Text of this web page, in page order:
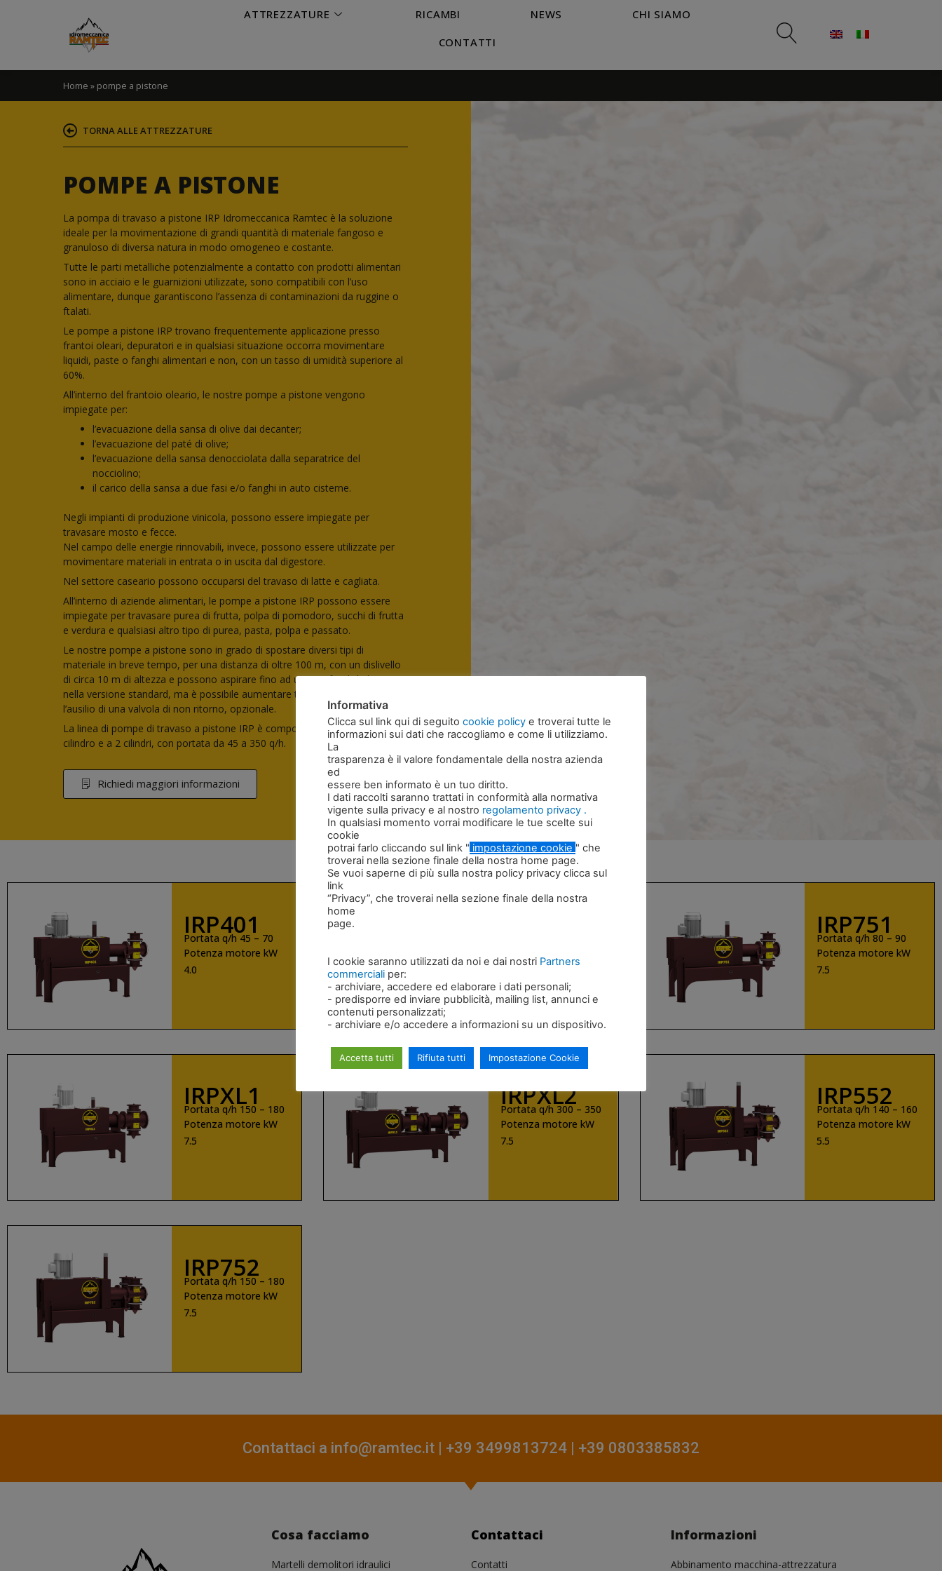
ATTREZZATURE RICAMBI NEWS
CHI SIAMO
CONTATTI
Home » pompe a pistone
TORNA ALLE ATTREZZATURE
POMPE A PISTONE
La pompa di travaso a pistone IRP Idromeccanica Ramtec è la soluzione
ideale per la movimentazione di grandi quantità di materiale fangoso e
granuloso di diversa natura in modo omogeneo e costante.
Tutte le parti metalliche potenzialmente a contatto con prodotti alimentari
sono in acciaio e le guarnizioni utilizzate, sono compatibili con l’uso
alimentare, dunque garantiscono l’assenza di contaminazioni da ruggine o
ftalati.
Le pompe a pistone IRP trovano frequentemente applicazione presso
frantoi oleari, depuratori e in qualsiasi situazione occorra movimentare
liquidi, paste o fanghi alimentari e non, con un tasso di umidità superiore al
60%.
All’interno del frantoio oleario, le nostre pompe a pistone vengono
impiegate per:
l’evacuazione della sansa di olive dai decanter;
l’evacuazione del paté di olive;
l’evacuazione della sansa denocciolata dalla separatrice del
nocciolino;
il carico della sansa a due fasi e/o fanghi in auto cisterne.
Negli impianti di produzione vinicola, possono essere impiegate per
travasare mosto e fecce.
Nel campo delle energie rinnovabili, invece, possono essere utilizzate per
movimentare materiali in entrata o in uscita dal digestore.
Nel settore caseario possono occuparsi del travaso di latte e cagliata.
All’interno di aziende alimentari, le pompe a pistone IRP possono essere
impiegate per travasare purea di frutta, polpa di pomodoro, succhi di frutta
e verdura e qualsiasi altro tipo di purea, pasta, polpa e passato.
Le nostre pompe a pistone sono in grado di spostare diversi tipi di
materiale in breve tempo, per una distanza di oltre 100 m, con un dislivello
di circa 10 m di altezza e possono aspirare fino ad una profondità di 1,5 m,
nella versione standard, ma è possibile aumentare tale profondità, con
l’ausilio di una valvola di non ritorno, opzionale.
La linea di pompe di travaso a pistone IRP è composta da pompe a 1
cilindro e a 2 cilindri, con portata da 45 a 350 q/h.
Richiedi maggiori informazioni
IRP401
Portata q/h 45 – 70
Potenza motore kW
4.0
5.5
IRP751
Portata q/h 80 – 90
Potenza motore kW
7.5
IRPXL1
Portata q/h 150 – 180
Potenza motore kW
7.5
IRPXL2
Portata q/h 300 – 350
Potenza motore kW
7.5
IRP552
Portata q/h 140 – 160
Potenza motore kW
5.5
IRP752
Portata q/h 150 – 180
Potenza motore kW
7.5
Contattaci a info@ramtec.it | +39 3499813724 | +39 0803385832
Cosa facciamo
Martelli demolitori idraulici
Contattaci
Contatti
Informazioni
Abbinamento macchina-attrezzatura
Informativa
Clicca sul link qui di seguito cookie policy e troverai tutte le
informazioni sui dati che raccogliamo e come li utilizziamo.
La
trasparenza è il valore fondamentale della nostra azienda
ed
essere ben informato è un tuo diritto.
I dati raccolti saranno trattati in conformità alla normativa
vigente sulla privacy e al nostro regolamento privacy .
In qualsiasi momento vorrai modificare le tue scelte sui
cookie
potrai farlo cliccando sul link " impostazione cookie " che
troverai nella sezione finale della nostra home page.
Se vuoi saperne di più sulla nostra policy privacy clicca sul
link
“Privacy”, che troverai nella sezione finale della nostra
home
page.
I cookie saranno utilizzati da noi e dai nostri Partners
commerciali per:
- archiviare, accedere ed elaborare i dati personali;
- predisporre ed inviare pubblicità, mailing list, annunci e
contenuti personalizzati;
- archiviare e/o accedere a informazioni su un dispositivo.
Accetta tutti Rifiuta tutti Impostazione Cookie